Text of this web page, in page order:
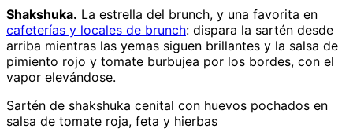
Shakshuka. La estrella del brunch, y una favorita en
cafeterías y locales de brunch: dispara la sartén desde
arriba mientras las yemas siguen brillantes y la salsa de
pimiento rojo y tomate burbujea por los bordes, con el
vapor elevándose.
Sartén de shakshuka cenital con huevos pochados en
salsa de tomate roja, feta y hierbas